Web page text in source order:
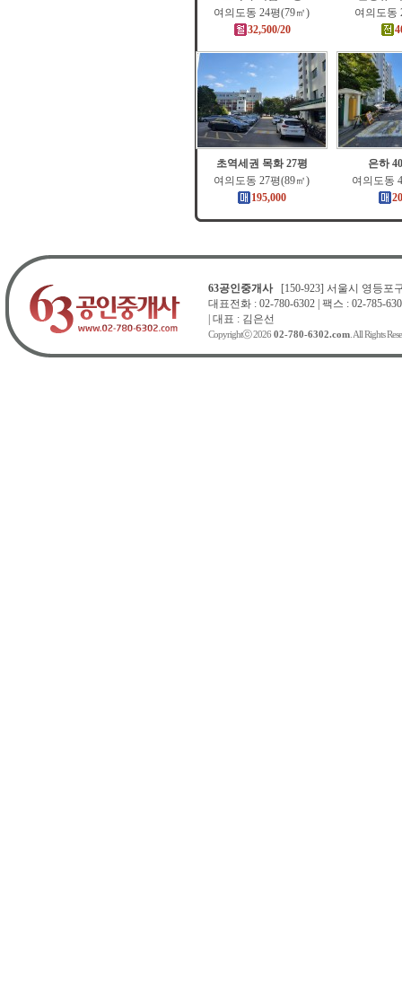
여의도동 24평(79㎡)
32,500/20
여의도동
초역세권 목화 27평
여의도동 27평(89㎡)
195,000
은하
여의도동
63공인중개사[150-923] 서울시 영등포
대표전화 : 02-780-6302 | 팩스 : 02-785-
| 대표 : 김은선
Copyrightⓒ 2026 02-780-6302.com. All Rights